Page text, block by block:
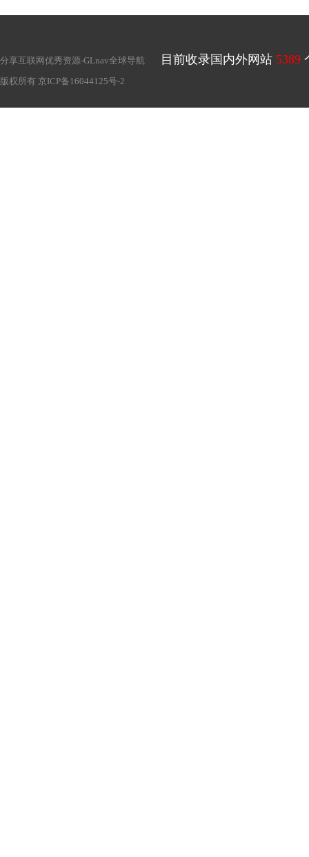
分享互联网优秀资源-GLnav全球导航 目前收录国内外网站 5389
版权所有 京ICP备16044125号-2